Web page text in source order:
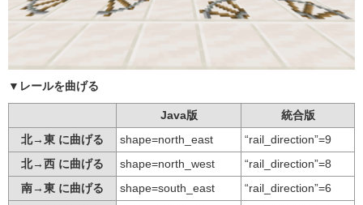
▼ レールを曲げる
Java版
統合版
北→東 に曲げる
shape=north_east
“rail_direction”=9
北→西 に曲げる
shape=north_west
“rail_direction”=8
南→東 に曲げる
shape=south_east
“rail_direction”=6